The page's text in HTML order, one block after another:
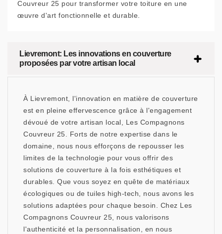
Couvreur 25 pour transformer votre toiture en une
œuvre d'art fonctionnelle et durable.
Lievremont: Les innovations en couverture
proposées par votre artisan local
À Lievremont, l'innovation en matière de couverture
est en pleine effervescence grâce à l'engagement
dévoué de votre artisan local, Les Compagnons
Couvreur 25. Forts de notre expertise dans le
domaine, nous nous efforçons de repousser les
limites de la technologie pour vous offrir des
solutions de couverture à la fois esthétiques et
durables. Que vous soyez en quête de matériaux
écologiques ou de tuiles high-tech, nous avons les
solutions adaptées pour chaque besoin. Chez Les
Compagnons Couvreur 25, nous valorisons
l'authenticité et la personnalisation, en nous